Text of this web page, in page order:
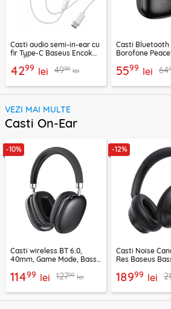
Casti audio semi-in-ear cu
fir Type-C Baseus Encok
4299 lei 4999 lei
Casti Bluetooth
Borofone
5599 lei 64
VEZI MAI MULTE
Casti On-Ear
-10%
Casti wireless BT 6.0,
40mm, Game Mode, Bass
11499 lei 12799 lei
-12%
Casti Noise
Res Baseus
18999 lei